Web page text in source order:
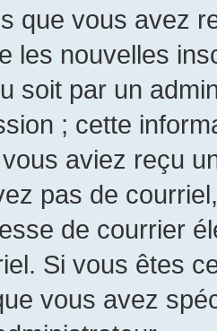
que vous avez
les nouvelles
soit par un
; cette
aviez reçu
pas de
de courrier
Si vous êtes
vous avez